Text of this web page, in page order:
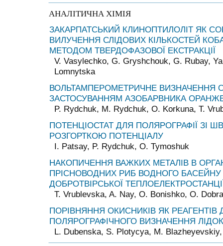
АНАЛІТИЧНА ХІМІЯ
ЗАКАРПАТСЬКИЙ КЛИНОПТИЛОЛІТ ЯК
ВИЛУЧЕННЯ СЛІДОВИХ КІЛЬКОСТЕЙ
МЕТОДОМ ТВЕРДОФАЗОВОЇ ЕКСТРАКЦІЇ
V. Vasylechko, G. Gryshchouk, G. Rubay,
Lomnytska
ВОЛЬТАМПЕРОМЕТРИЧНЕ ВИЗНАЧЕННЯ
ЗАСТОСУВАННЯМ АЗОБАРВНИКА
P. Rydchuk, M. Rydchuk, O. Korkuna, T.
ПОТЕНЦІОСТАТ ДЛЯ ПОЛЯРОГРАФІЇ ЗІ
РОЗГОРТКОЮ ПОТЕНЦІАЛУ
I. Patsay, P. Rydchuk, O. Tymoshuk
НАКОПИЧЕННЯ ВАЖКИХ МЕТАЛІВ В
ПРІСНОВОДНИХ РИБ ВОДНОГО БАСЕЙНУ
ДОБРОТВІРСЬКОЇ
T. Vrublevska, A. Nay, O. Bonishko, O.
ПОРІВНЯННЯ ОКИСНИКІВ ЯК РЕАГЕНТІВ
ПОЛЯРОГРАФІЧНОГО ВИЗНАЧЕННЯ
L. Dubenska, S. Plotycya, M. Blazheyevskіy,